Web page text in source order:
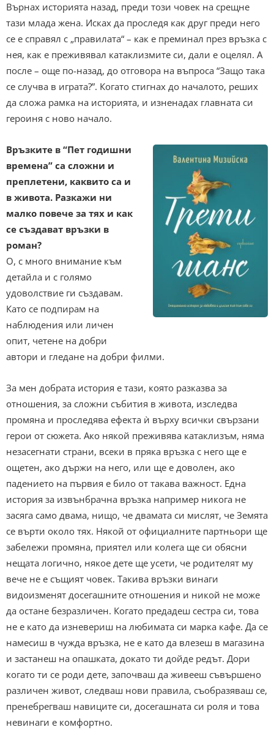
Върнах историята назад, преди този човек на срещне
тази млада жена. Исках да проследя как друг преди него
се е справял с „правилата“ – как е преминал през връзка с
нея, как е преживявал катаклизмите си, дали е оцелял. А
после – още по-назад, до отговора на въпроса “Защо така
се случва в играта?”. Когато стигнах до началото, реших
да сложа рамка на историята, и изненадах главната си
героиня с ново начало.
Връзките в “Пет годишни
времена” са сложни и
преплетени, каквито са и
в живота. Разкажи ни
малко повече за тях и как
се създават връзки в
роман?
О, с много внимание към
детайла и с голямо
удоволствие ги създавам.
Като се подпирам на
наблюдения или личен
опит, четене на добри
автори и гледане на добри филми.
За мен добрата история е тази, която разказва за
отношения, за сложни събития в живота, изследва
промяна и проследява ефекта ѝ върху всички свързани
герои от сюжета. Ако някой преживява катаклизъм, няма
незасегнати страни, всеки в пряка връзка с него ще е
ощетен, ако държи на него, или ще е доволен, ако
падението на първия е било от такава важност. Една
история за извънбрачна връзка например никога не
засяга само двама, нищо, че двамата си мислят, че Земята
се върти около тях. Някой от официалните партньори ще
забележи промяна, приятел или колега ще си обясни
нещата логично, някое дете ще усети, че родителят му
вече не е същият човек. Такива връзки винаги
видоизменят досегашните отношения и никой не може
да остане безразличен. Когато предадеш сестра си, това
не е като да изневериш на любимата си марка кафе. Да се
намесиш в чужда връзка, не е като да влезеш в магазина
и застанеш на опашката, докато ти дойде редът. Дори
когато ти се роди дете, започваш да живееш съвършено
различен живот, следваш нови правила, съобразяваш се,
пренебрегваш навиците си, досегашната си роля и това
невинаги е комфортно.